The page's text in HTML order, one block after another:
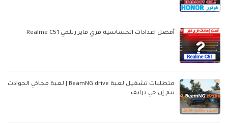
أفضل اعدادات الحساسية فري فاير ريلمي Realme C51
متطلبات تشغيل لعبة BeamNG drive | لعبة محاكي الحوادث
بيم إن جي درايف